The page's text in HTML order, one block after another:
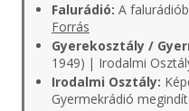
Falurádió: A
Forrás
Gyerekosztály /
1949) | Irodalmi
Irodalmi Osztály:
Gyermekrádió